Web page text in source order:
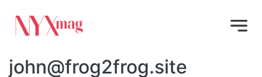
john@frog2frog.site